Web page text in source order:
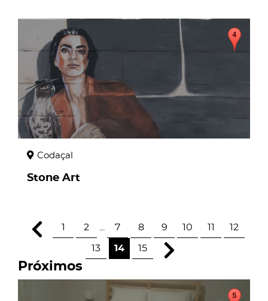
Codaçal
Stone Art
1 2 7 8 9 10 11 12
13 14 15
Próximos